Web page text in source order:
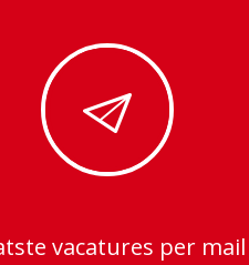
vacatures per mail